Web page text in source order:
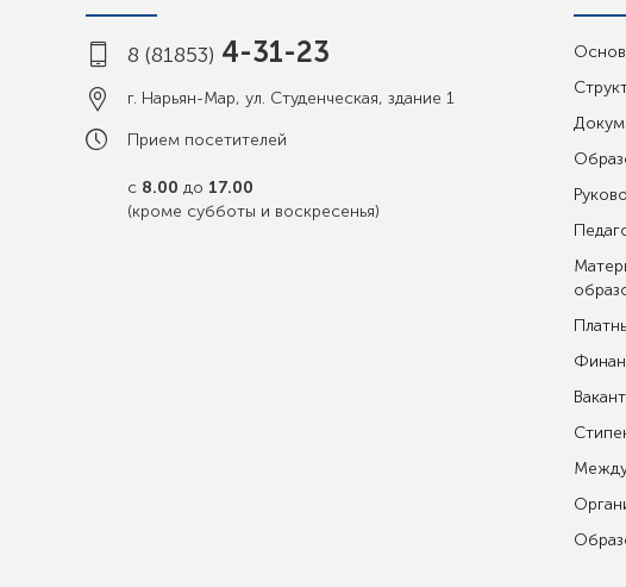
8 (81853) 4-31-23
г. Нарьян-Мар, ул. Студенческая, здание 1
Прием посетителей
с 8.00 до 17.00
(кроме субботы и воскресенья)